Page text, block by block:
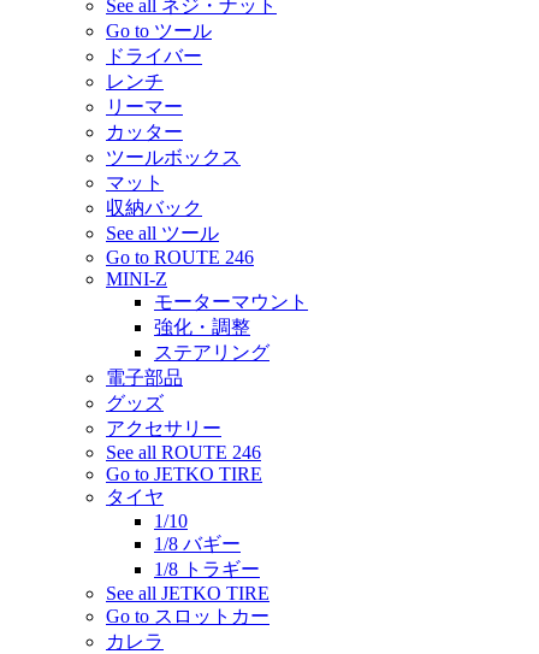
See all ネジ・ナット
Go to ツール
ドライバー
レンチ
リーマー
カッター
ツールボックス
マット
収納バック
See all ツール
Go to ROUTE 246
MINI-Z
モーターマウント
強化・調整
ステアリング
電子部品
グッズ
アクセサリー
See all ROUTE 246
Go to JETKO TIRE
タイヤ
1/10
1/8 バギー
1/8 トラギー
See all JETKO TIRE
Go to スロットカー
カレラ